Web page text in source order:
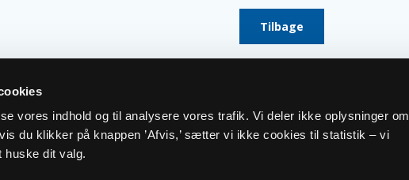
vores indhold og til analysere vores trafik. Vi deler ikke oplysninger om
du klikker på knappen ’Afvis,’ sætter vi ikke cookies til statistik – vi
huske dit valg.
Tilbage